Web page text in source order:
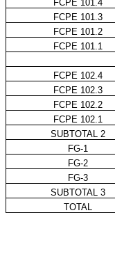
FCPE 101.4
FCPE 101.3
FCPE 101.2
FCPE 101.1
FCPE 102.4
FCPE 102.3
FCPE 102.2
FCPE 102.1
SUBTOTAL 2
FG-1
FG-2
FG-3
SUBTOTAL 3
TOTAL